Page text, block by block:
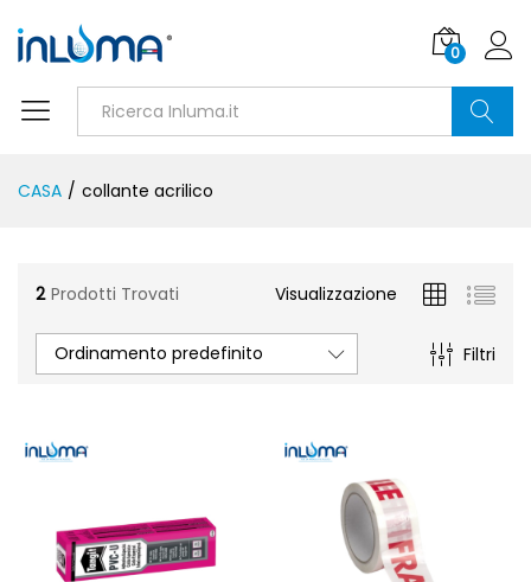
0
CASA / collante acrilico
2 Prodotti Trovati Visualizzazione
Filtri
Ordinamento predefinito